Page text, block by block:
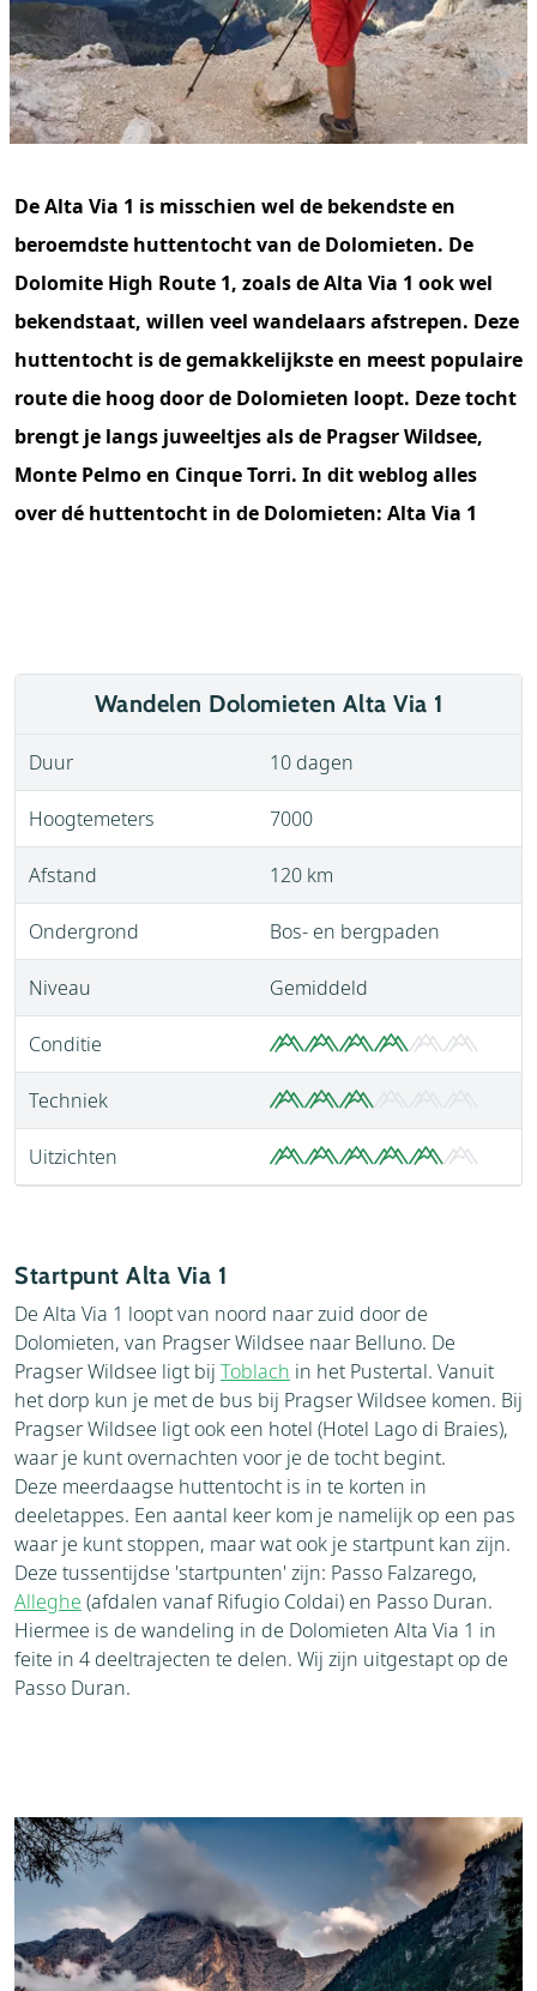
De Alta Via 1 is misschien wel de bekendste en
beroemdste huttentocht van de Dolomieten. De
Dolomite High Route 1, zoals de Alta Via 1 ook wel
bekendstaat, willen veel wandelaars afstrepen. Deze
huttentocht is de gemakkelijkste en meest populaire
route die hoog door de Dolomieten loopt. Deze tocht
brengt je langs juweeltjes als de Pragser Wildsee,
Monte Pelmo en Cinque Torri. In dit weblog alles
over dé huttentocht in de Dolomieten: Alta Via 1
Wandelen Dolomieten Alta Via 1
Duur 10 dagen
Hoogtemeters 7000
Afstand 120 km
Ondergrond Bos- en bergpaden
Niveau Gemiddeld
Conditie
Techniek
Uitzichten
Startpunt Alta Via 1
De Alta Via 1 loopt van noord naar zuid door de
Dolomieten, van Pragser Wildsee naar Belluno. De
Pragser Wildsee ligt bij Toblach in het Pustertal. Vanuit
het dorp kun je met de bus bij Pragser Wildsee komen. Bij
Pragser Wildsee ligt ook een hotel (Hotel Lago di Braies),
waar je kunt overnachten voor je de tocht begint.
Deze meerdaagse huttentocht is in te korten in
deeletappes. Een aantal keer kom je namelijk op een pas
waar je kunt stoppen, maar wat ook je startpunt kan zijn.
Deze tussentijdse 'startpunten' zijn: Passo Falzarego,
Alleghe (afdalen vanaf Rifugio Coldai) en Passo Duran.
Hiermee is de wandeling in de Dolomieten Alta Via 1 in
feite in 4 deeltrajecten te delen. Wij zijn uitgestapt op de
Passo Duran.